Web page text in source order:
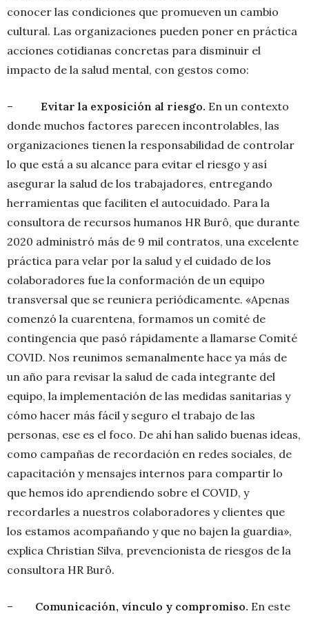
conocer las condiciones que promueven un cambio
cultural. Las organizaciones pueden poner en práctica
acciones cotidianas concretas para disminuir el
impacto de la salud mental, con gestos como:
– Evitar la exposición al riesgo. En un contexto
donde muchos factores parecen incontrolables, las
organizaciones tienen la responsabilidad de controlar
lo que está a su alcance para evitar el riesgo y así
asegurar la salud de los trabajadores, entregando
herramientas que faciliten el autocuidado. Para la
consultora de recursos humanos HR Burô, que durante
2020 administró más de 9 mil contratos, una excelente
práctica para velar por la salud y el cuidado de los
colaboradores fue la conformación de un equipo
transversal que se reuniera periódicamente. «Apenas
comenzó la cuarentena, formamos un comité de
contingencia que pasó rápidamente a llamarse Comité
COVID. Nos reunimos semanalmente hace ya más de
un año para revisar la salud de cada integrante del
equipo, la implementación de las medidas sanitarias y
cómo hacer más fácil y seguro el trabajo de las
personas, ese es el foco. De ahí han salido buenas ideas,
como campañas de recordación en redes sociales, de
capacitación y mensajes internos para compartir lo
que hemos ido aprendiendo sobre el COVID, y
recordarles a nuestros colaboradores y clientes que
los estamos acompañando y que no bajen la guardia»,
explica Christian Silva, prevencionista de riesgos de la
consultora HR Burô.
– Comunicación, vínculo y compromiso. En este